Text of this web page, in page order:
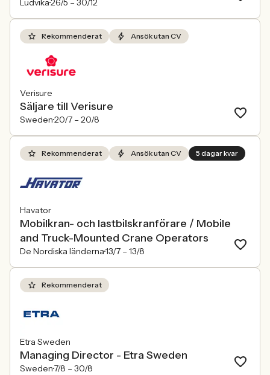
Ludvika26/5 – 30/12
Rekommenderat Ansök utan CV
Verisure
Säljare till Verisure
Sweden20/7 – 20/8
Rekommenderat Ansök utan CV 5 dagar kvar
Havator
Mobilkran- och lastbilskranförare / Mobile
and Truck-Mounted Crane Operators
De Nordiska länderna13/7 – 13/8
Rekommenderat
Etra Sweden
Managing Director - Etra Sweden
Sweden7/8 – 30/8